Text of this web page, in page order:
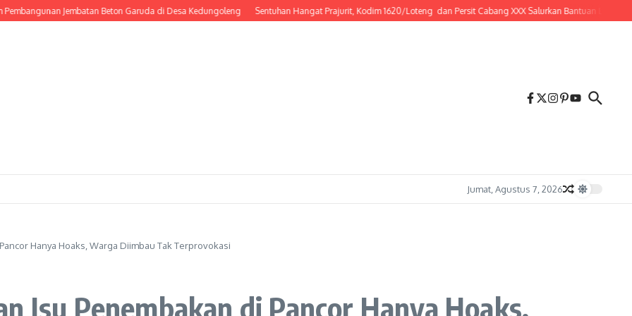
Jembatan Beton Garuda di Desa Kedungoleng Sentuhan Hangat Prajurit, Kodim 1620/Loteng dan Persit Cabang XXX Salurkan Bantuan Lewat Jum’at
Jumat, Agustus 7, 2026
Hanya Hoaks, Warga Diimbau Tak Terprovokasi
Isu Penembakan di Pancor Hanya Hoaks,